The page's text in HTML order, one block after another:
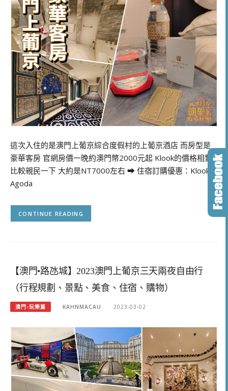
這次入住的是澳門上葡京綜合度假村的上葡京酒店 而房型是
豪華客房 官網房價一晚約澳門幣2000元起 Klook的價格相對
比較親民一下 大約是NT7000左右 ➡ 住宿訂購優惠：Klook｜
Agoda
CONTINUE READING
【澳門•路氹城】2023澳門上葡京三天兩夜自由行
（行程規劃、景點、美食、住宿、購物）
澳門-玩樂篇 KAHNMACAU 2023-03-02